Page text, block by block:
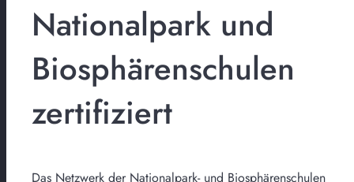
Nationalpark und
Biosphärenschulen
zertifiziert
Das Netzwerk der Nationalpark- und Biosphärenschulen